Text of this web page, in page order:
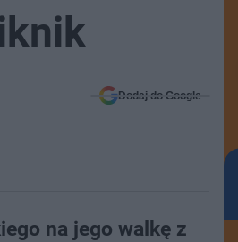
Dodaj do Google
na jego walkę z